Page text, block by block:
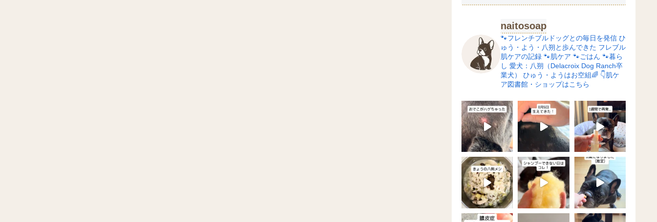
naitosoap
🐾フレンチブルドッグとの毎日を発信 ひ
ゅう・よう・八朔と歩んできた フレブル
肌ケアの記録 🐾肌ケア 🐾ごはん 🐾暮ら
し 愛犬：八朔（Delacroix Dog Ranch卒
業犬）
ひゅう・ようはお空組🌈 👇肌ケ
ア図書館・ショップはこちら